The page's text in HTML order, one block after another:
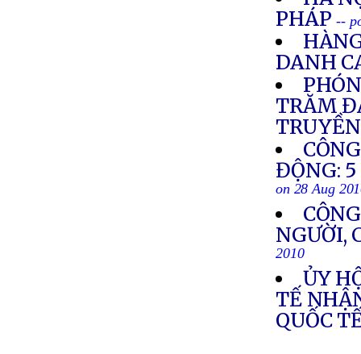
PHÁP--
DANH
TRĂM
TRUYỀN
ĐỘNG:
on 28 Aug
NGƯỜI,
2010
ỦY
TẾ
QUỐC